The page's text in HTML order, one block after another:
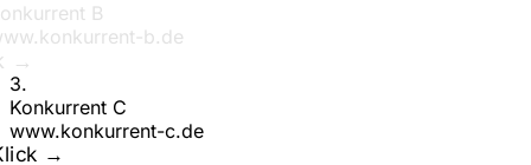
Konkurrent B
www. konkurrent-b.de
→
3.
Konkurrent C
www.konkurrent-c.de
→